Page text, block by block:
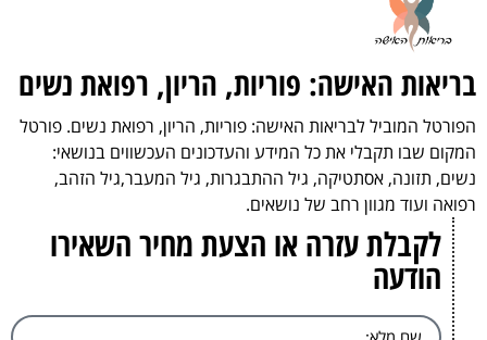
בריאות האישה: פוריות, הריון, רפואת נשים
הפורטל המוביל לבריאות האישה: פוריות, הריון, רפואת נשים. פורטל
המקום שבו תקבלי את כל המידע והעדכונים העכשווים בנושאי:
נשים, תזונה, אסתטיקה, גיל ההתבגרות, גיל המעבר,גיל הזהב,
רפואה ועוד מגוון רחב של נושאים.
לקבלת עזרה או הצעת מחיר השאירו
הודעה